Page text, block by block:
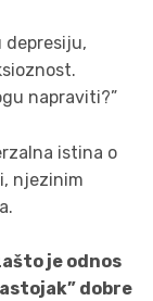
depresiju,
napraviti?”
istina o
njezinim
je odnos
dobre